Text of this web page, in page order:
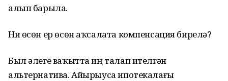
алып барыла.
Ни өсөн ер өсөн аҡсалата компенсация бирелә?
Был әлеге ваҡытта иң талап ителгән
альтернатива. Айырыуса ипотекалағы